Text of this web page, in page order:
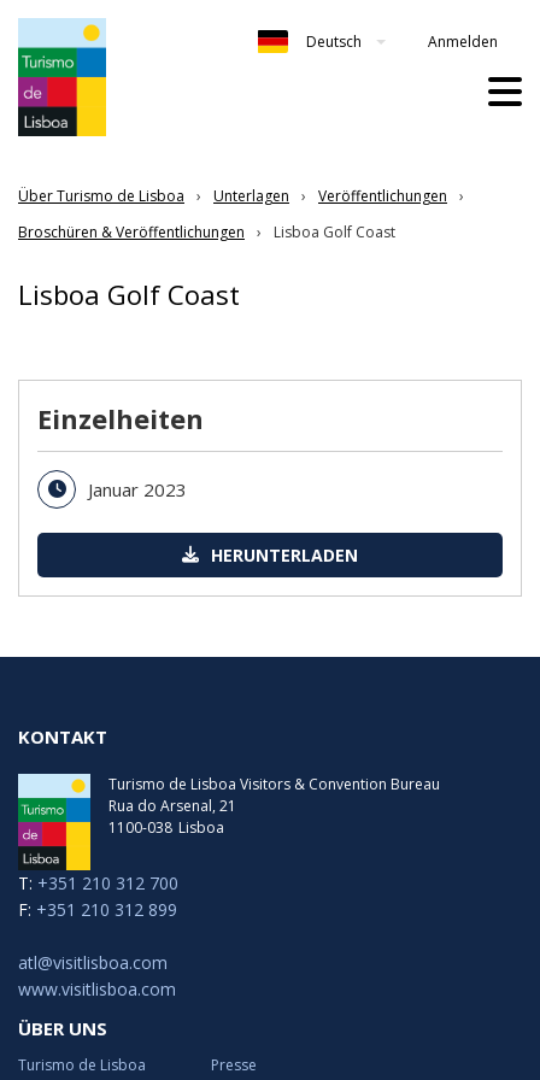
Deutsch Anmelden
Über Turismo de Lisboa Unterlagen
Veröffentlichungen
Broschüren & Veröffentlichungen
Lisboa Golf Coast
Lisboa Golf Coast
Einzelheiten
Januar 2023
HERUNTERLADEN
KONTAKT
Turismo de Lisboa Visitors & Convention Bureau
Rua do Arsenal, 21
1100-038 Lisboa
T: +351 210 312 700
F: +351 210 312 899
atl@visitlisboa.com
www.visitlisboa.com
ÜBER UNS
Turismo de Lisboa
Presse